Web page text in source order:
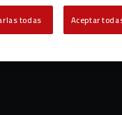
todas Aceptar